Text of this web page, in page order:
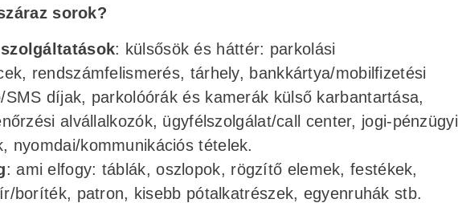
sorok?
: külsősök és háttér: parkolási
rendszámfelismerés, tárhely, bankkártya/mobilfizetési
SMS díjak, parkolóórák és kamerák külső karbantartása,
alvállalkozók, ügyfélszolgálat/call center, jogi-pénzügyi
nyomdai/kommunikációs tételek.
: ami elfogy: táblák, oszlopok, rögzítő elemek, festékek,
boríték, patron, kisebb pótalkatrészek, egyenruhák stb.